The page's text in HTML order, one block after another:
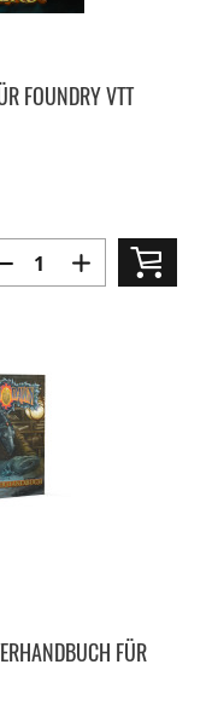
FOUNDRY VTT
FÜR